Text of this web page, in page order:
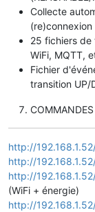
Collecte
(re)connexion
25 fichiers de
WiFi, MQTT,
Fichier
transition UP/
http://
http://
http://
(WiFi + énergie)
http://